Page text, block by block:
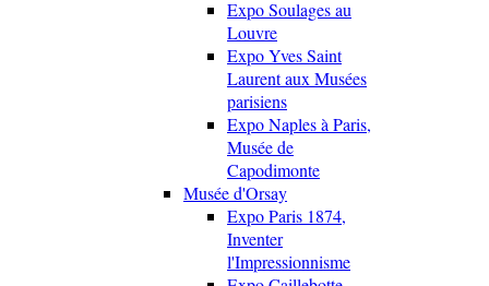
Expo Soulages au
Louvre
Expo Yves Saint
Laurent aux Musées
parisiens
Expo Naples à Paris,
Musée de
Capodimonte
Musée d'Orsay
Expo Paris 1874,
Inventer
l'Impressionnisme